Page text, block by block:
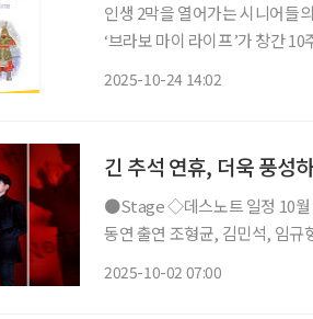
인생 2막을 열어가는 시니어들
‘브라보 마이 라이프’가 창간
2025-10-24 14:02
긴 추석 연휴, 더욱 풍성
●Stage ◇데스노트 일정 10월 14일 ~ 2026년 5월 10일 장소 디큐브 링크아트센터 연출 김
동연 출연 조형균, 김민석, 임규형, 김성규, 산들, 탕준상 등 뮤지컬 ‘데스노트’가 2년 만에 다
2025-10-02 07:00